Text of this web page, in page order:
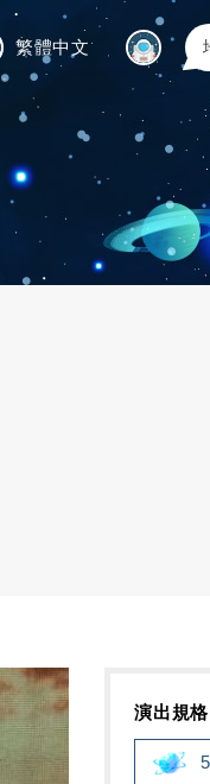
繁體中文
演出規格